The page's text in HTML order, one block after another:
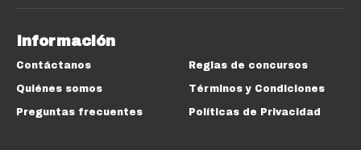
Información
Contáctanos
Quiénes somos
Preguntas frecuentes
Reglas de concursos
Términos y Condiciones
Políticas de Privacidad